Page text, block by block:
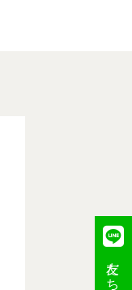
友だち追加